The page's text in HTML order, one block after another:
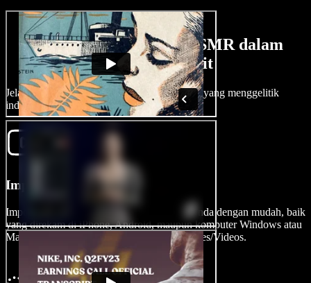
Cara Membuat Video ASMR dalam
Hitungan Menit
Jelajahi dunia ASMR dan buat video ASMR yang menggelitik
indera dengan Speechify Studio.
Impor Video Anda
Impor klip video, efek suara, atau gambar Anda dengan mudah, baik
yang direkam di iPhone, Android, maupun komputer Windows atau
Mac, ke editor video dengan mengetuk Images/Videos.